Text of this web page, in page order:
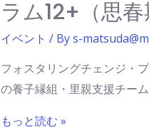
ラム12+（思
イベント / Bys-
フォスタリングチェンジ・
の養子縁組・里親支援チー
もっと読む »